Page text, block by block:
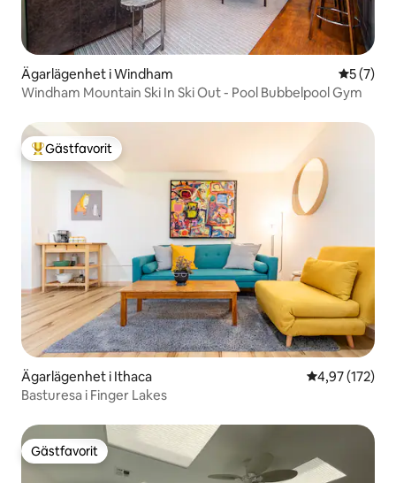
Ägarlägenhet i Windham 5 av 5 i
5 (7)
Windham Mountain Ski In Ski Out - Pool Bubbelpool Gym
Populär gästfavorit
Gästfavorit
Ägarlägenhet i Ithaca 4,97 av 5 i
4,97 (172)
Basturesa i Finger Lakes
Gästfavorit
Gästfavorit